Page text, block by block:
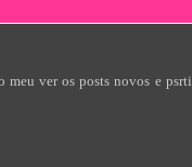
ver os posts novos e